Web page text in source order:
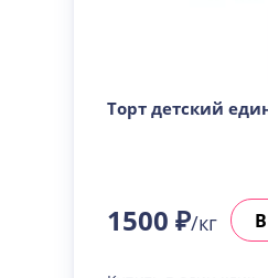
Торт детский
1500 ₽/кг